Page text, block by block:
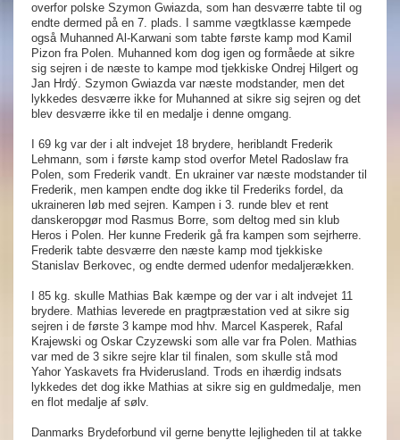
overfor polske Szymon Gwiazda, som han desværre tabte til og
endte dermed på en 7. plads. I samme vægtklasse kæmpede
også Muhanned Al-Karwani som tabte første kamp mod Kamil
Pizon fra Polen. Muhanned kom dog igen og formåede at sikre
sig sejren i de næste to kampe mod tjekkiske Ondrej Hilgert og
Jan Hrdý. Szymon Gwiazda var næste modstander, men det
lykkedes desværre ikke for Muhanned at sikre sig sejren og det
blev desværre ikke til en medalje i denne omgang.
I 69 kg var der i alt indvejet 18 brydere, heriblandt Frederik
Lehmann, som i første kamp stod overfor Metel Radoslaw fra
Polen, som Frederik vandt. En ukrainer var næste modstander til
Frederik, men kampen endte dog ikke til Frederiks fordel, da
ukraineren løb med sejren. Kampen i 3. runde blev et rent
danskeropgør mod Rasmus Borre, som deltog med sin klub
Heros i Polen. Her kunne Frederik gå fra kampen som sejrherre.
Frederik tabte desværre den næste kamp mod tjekkiske
Stanislav Berkovec, og endte dermed udenfor medaljerækken.
I 85 kg. skulle Mathias Bak kæmpe og der var i alt indvejet 11
brydere. Mathias leverede en pragtpræstation ved at sikre sig
sejren i de første 3 kampe mod hhv. Marcel Kasperek, Rafal
Krajewski og Oskar Czyzewski som alle var fra Polen. Mathias
var med de 3 sikre sejre klar til finalen, som skulle stå mod
Yahor Yaskavets fra Hviderusland. Trods en ihærdig indsats
lykkedes det dog ikke Mathias at sikre sig en guldmedalje, men
en flot medalje af sølv.
Danmarks Brydeforbund vil gerne benytte lejligheden til at takke